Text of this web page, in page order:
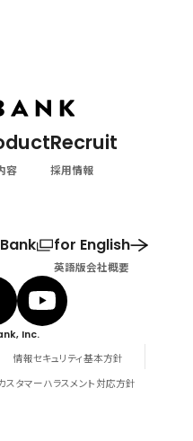
容
Recruit
採用情報
for English
英語版会社概要
Inc.
情報セキュリティ基本方針
スタマーハラスメント対応方針